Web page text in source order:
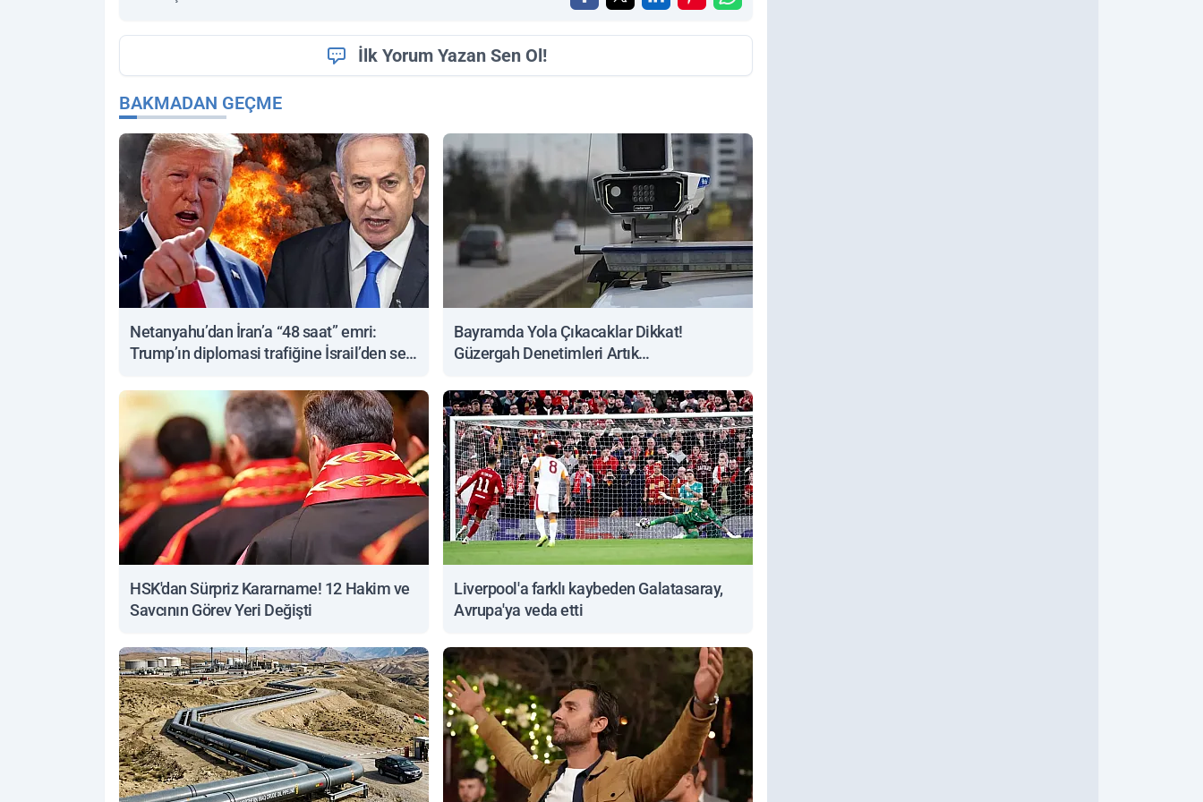
İlk Yorum Yazan Sen Ol!
BAKMADAN GEÇME
Netanyahu’dan İran’a “48 saat” emri:
Trump’ın diplomasi trafiğine İsrail’den sert
Bayramda Yola Çıkacaklar Dikkat!
Güzergah Denetimleri Artık
HSK'dan Sürpriz Kararname! 12 Hakim ve
Savcının Görev Yeri Değişti
Liverpool'a farklı kaybeden Galatasaray,
Avrupa'ya veda etti